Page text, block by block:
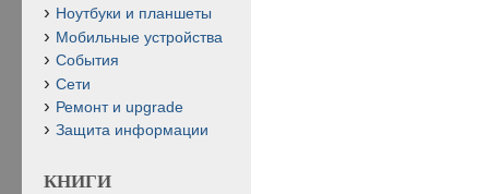
Ноутбуки и планшеты
Мобильные устройства
События
Сети
Ремонт и upgrade
Защита информации
КНИГИ